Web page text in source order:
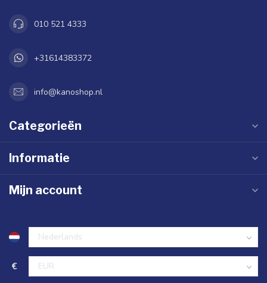
010 521 4333
+31614383372
info@kanoshop.nl
Categorieën
Informatie
Mijn account
€